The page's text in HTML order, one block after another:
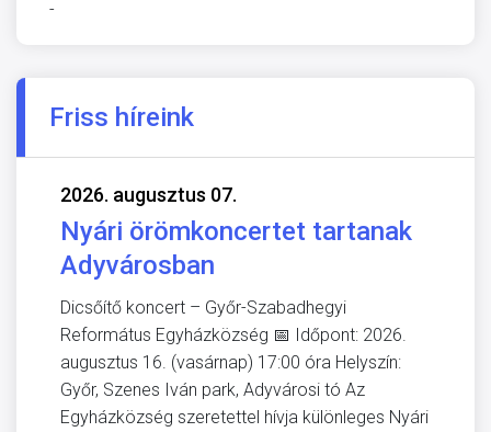
-
Friss híreink
2026. augusztus 07.
Nyári örömkoncertet tartanak
Adyvárosban
Dicsőítő koncert – Győr-Szabadhegyi
Református Egyházközség 📅 Időpont: 2026.
augusztus 16. (vasárnap) 17:00 óra Helyszín:
Győr, Szenes Iván park, Adyvárosi tó Az
Egyházközség szeretettel hívja különleges Nyári